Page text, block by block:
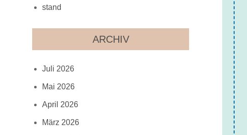
stand
ARCHIV
Juli 2026
Mai 2026
April 2026
März 2026